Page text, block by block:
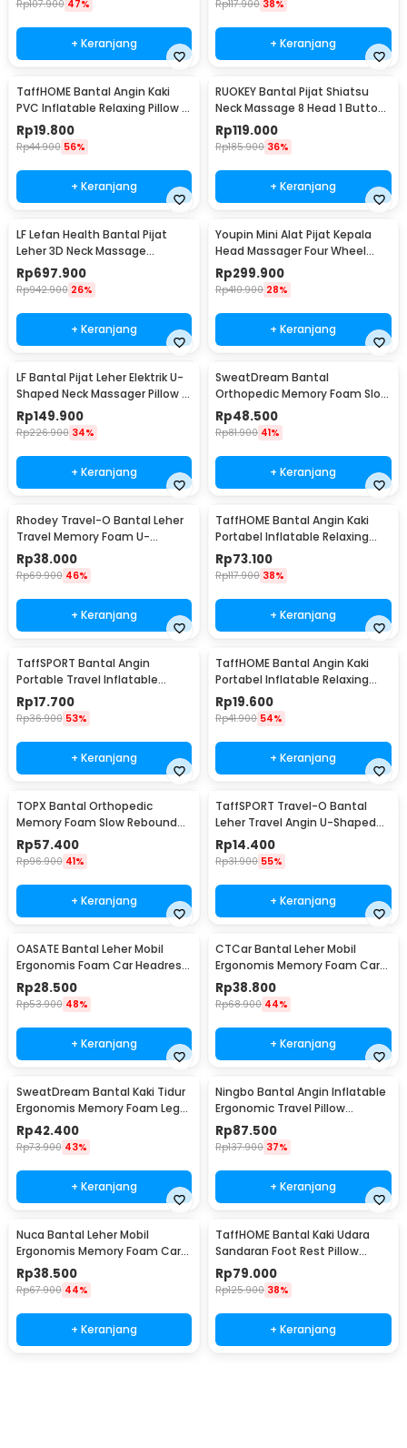
Rp107.900 47%
+ Keranjang
Rp117.900 38%
+ Keranjang
TaffHOME Bantal Angin Kaki
PVC Inflatable Relaxing Pillow -
JJ06114
Rp19.800
Rp44.900 56%
+ Keranjang
RUOKEY Bantal Pijat Shiatsu
Neck Massage 8 Head 1 Button
- CMH-8028
Rp119.000
Rp185.900 36%
+ Keranjang
LF Lefan Health Bantal Pijat
Leher 3D Neck Massage
Kneading Heating - LF-YK006
Rp697.900
Rp942.900 26%
+ Keranjang
Youpin Mini Alat Pijat Kepala
Head Massager Four Wheel
Rotation - M2
Rp299.900
Rp410.900 28%
+ Keranjang
LF Bantal Pijat Leher Elektrik U-
Shaped Neck Massager Pillow -
LR-S100
Rp149.900
Rp226.900 34%
+ Keranjang
SweatDream Bantal
Orthopedic Memory Foam Slow
Rebound Bamboo - SD600
Rp48.500
Rp81.900 41%
+ Keranjang
Rhodey Travel-O Bantal Leher
Travel Memory Foam U-
Shaped Neck Pillow - SR43
Rp38.000
Rp69.900 46%
+ Keranjang
TaffHOME Bantal Angin Kaki
Portabel Inflatable Relaxing
Foot Rest - BSZ0020
Rp73.100
Rp117.900 38%
+ Keranjang
TaffSPORT Bantal Angin
Portable Travel Inflatable
Aeros Pillow - F8057
Rp17.700
Rp36.900 53%
+ Keranjang
TaffHOME Bantal Angin Kaki
Portabel Inflatable Relaxing
Feet Pillow - IAF-05
Rp19.600
Rp41.900 54%
+ Keranjang
TOPX Bantal Orthopedic
Memory Foam Slow Rebound
Pillow 48.5x28.5cm - TC100
Rp57.400
Rp96.900 41%
+ Keranjang
TaffSPORT Travel-O Bantal
Leher Travel Angin U-Shaped
Neck Pillow - RH34
Rp14.400
Rp31.900 55%
+ Keranjang
OASATE Bantal Leher Mobil
Ergonomis Foam Car Headrest
Pillow - M5
Rp28.500
Rp53.900 48%
+ Keranjang
CTCar Bantal Leher Mobil
Ergonomis Memory Foam Car
Headrest Pillow - CT5
Rp38.800
Rp68.900 44%
+ Keranjang
SweatDream Bantal Kaki Tidur
Ergonomis Memory Foam Leg
Sleeping Pillow - ZT-09
Rp42.400
Rp73.900 43%
+ Keranjang
Ningbo Bantal Angin Inflatable
Ergonomic Travel Pillow
Support - NT10
Rp87.500
Rp137.900 37%
+ Keranjang
Nuca Bantal Leher Mobil
Ergonomis Memory Foam Car
Headrest Pillow - NC33
Rp38.500
Rp67.900 44%
+ Keranjang
TaffHOME Bantal Kaki Udara
Sandaran Foot Rest Pillow
Inflatable - BAT24
Rp79.000
Rp125.900 38%
+ Keranjang